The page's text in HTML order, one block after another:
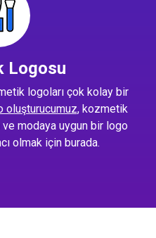
Logosu
logoları çok kolay bir
oluşturucumuz, kozmetik
modaya uygun bir logo
olmak için burada.